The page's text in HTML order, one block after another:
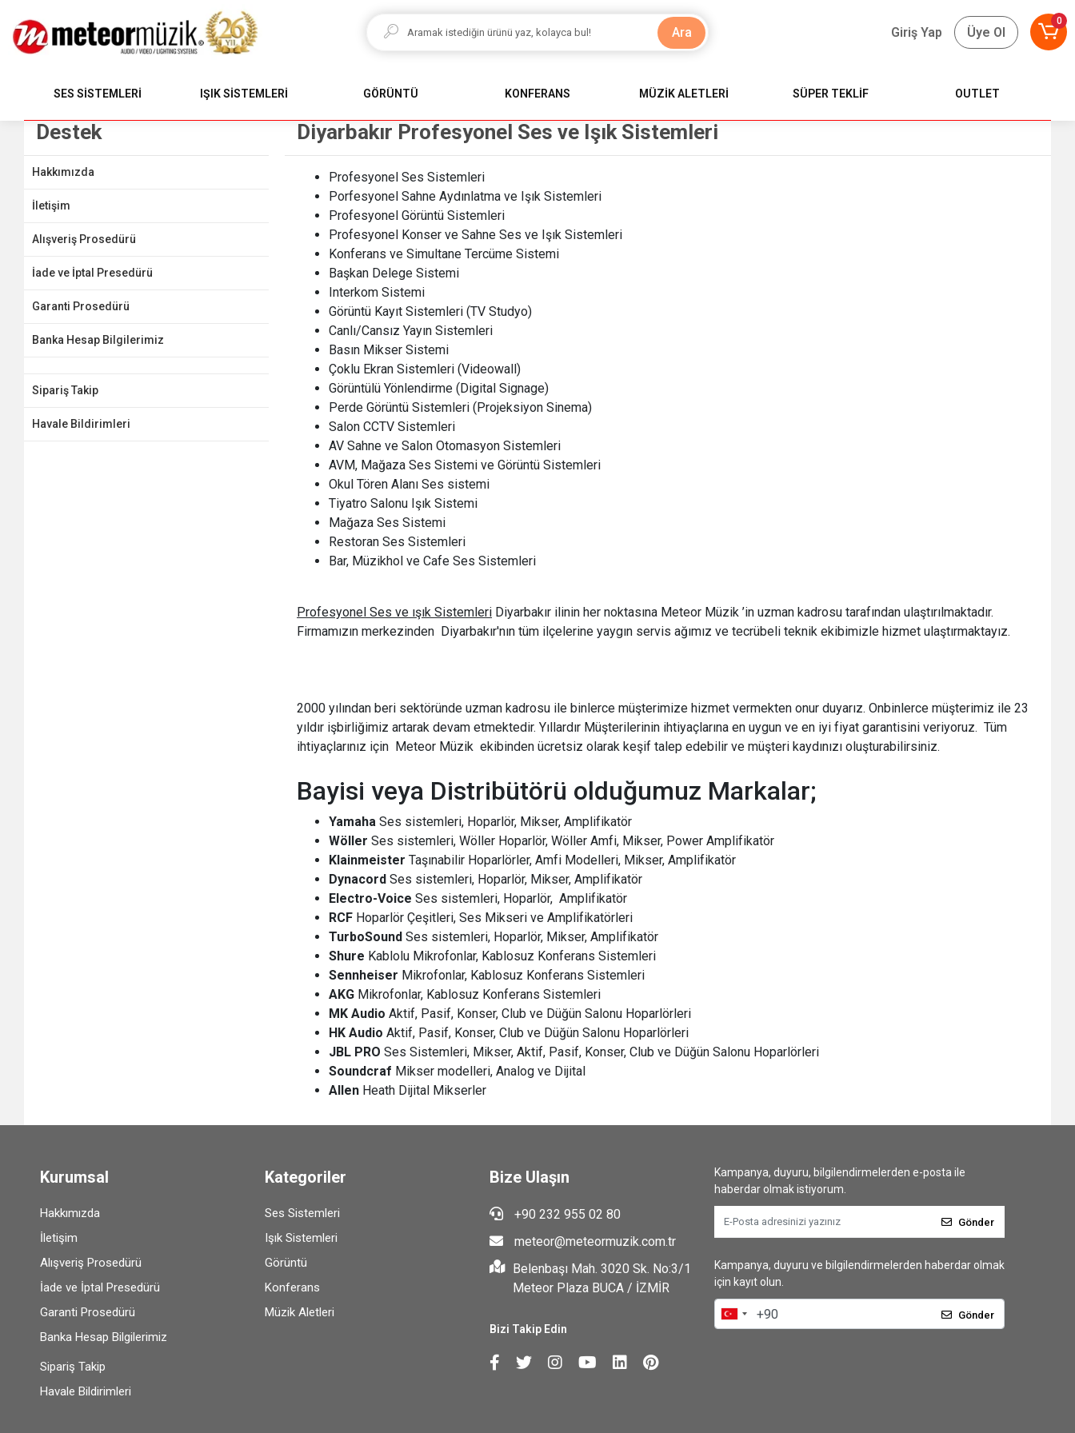
Ara Giriş Yap Üye Ol
0
SES SİSTEMLERİ IŞIK SİSTEMLERİ GÖRÜNTÜ KONFERANS MÜZİK ALETLERİ SÜPER TEKLİF OUTLET
Destek
Hakkımızda
İletişim
Alışveriş Prosedürü
İade ve İptal Presedürü
Garanti Prosedürü
Banka Hesap Bilgilerimiz
Sipariş Takip
Havale Bildirimleri
Diyarbakır Profesyonel Ses ve Işık Sistemleri
Profesyonel Ses Sistemleri
Porfesyonel Sahne Aydınlatma ve Işık Sistemleri
Profesyonel Görüntü Sistemleri
Profesyonel Konser ve Sahne Ses ve Işık Sistemleri
Konferans ve Simultane Tercüme Sistemi
Başkan Delege Sistemi
Interkom Sistemi
Görüntü Kayıt Sistemleri (TV Studyo)
Canlı/Cansız Yayın Sistemleri
Basın Mikser Sistemi
Çoklu Ekran Sistemleri (Videowall)
Görüntülü Yönlendirme (Digital Signage)
Perde Görüntü Sistemleri (Projeksiyon Sinema)
Salon CCTV Sistemleri
AV Sahne ve Salon Otomasyon Sistemleri
AVM, Mağaza Ses Sistemi ve Görüntü Sistemleri
Okul Tören Alanı Ses sistemi
Tiyatro Salonu Işık Sistemi
Mağaza Ses Sistemi
Restoran Ses Sistemleri
Bar, Müzikhol ve Cafe Ses Sistemleri
Profesyonel Ses ve ışık Sistemleri Diyarbakır ilinin her noktasına Meteor Müzik ’in uzman kadrosu tarafından ulaştırılmaktadır.
Firmamızın merkezinden Diyarbakır'nın tüm ilçelerine yaygın servis ağımız ve tecrübeli teknik ekibimizle hizmet ulaştırmaktayız.
2000 yılından beri sektöründe uzman kadrosu ile binlerce müşterimize hizmet vermekten onur duyarız. Onbinlerce müşterimiz ile 23
yıldır işbirliğimiz artarak devam etmektedir. Yıllardır Müşterilerinin ihtiyaçlarına en uygun ve en iyi fiyat garantisini veriyoruz. Tüm
ihtiyaçlarınız için Meteor Müzik ekibinden ücretsiz olarak keşif talep edebilir ve müşteri kaydınızı oluşturabilirsiniz.
Bayisi veya Distribütörü olduğumuz Markalar;
Yamaha Ses sistemleri, Hoparlör, Mikser, Amplifikatör
Wöller Ses sistemleri, Wöller Hoparlör, Wöller Amfi, Mikser, Power Amplifikatör
Klainmeister Taşınabilir Hoparlörler, Amfi Modelleri, Mikser, Amplifikatör
Dynacord Ses sistemleri, Hoparlör, Mikser, Amplifikatör
Electro-Voice Ses sistemleri, Hoparlör, Amplifikatör
RCF Hoparlör Çeşitleri, Ses Mikseri ve Amplifikatörleri
TurboSound Ses sistemleri, Hoparlör, Mikser, Amplifikatör
Shure Kablolu Mikrofonlar, Kablosuz Konferans Sistemleri
Sennheiser Mikrofonlar, Kablosuz Konferans Sistemleri
AKG Mikrofonlar, Kablosuz Konferans Sistemleri
MK Audio Aktif, Pasif, Konser, Club ve Düğün Salonu Hoparlörleri
HK Audio Aktif, Pasif, Konser, Club ve Düğün Salonu Hoparlörleri
JBL PRO Ses Sistemleri, Mikser, Aktif, Pasif, Konser, Club ve Düğün Salonu Hoparlörleri
Soundcraf Mikser modelleri, Analog ve Dijital
Allen Heath Dijital Mikserler
Kurumsal
Hakkımızda
İletişim
Alışveriş Prosedürü
İade ve İptal Presedürü
Garanti Prosedürü
Banka Hesap Bilgilerimiz
Sipariş Takip
Havale Bildirimleri
Kategoriler
Ses Sistemleri
Işık Sistemleri
Görüntü
Konferans
Müzik Aletleri
Bize Ulaşın
+90 232 955 02 80
meteor@meteormuzik.com.tr
Belenbaşı Mah. 3020 Sk. No:3/1
Meteor Plaza BUCA / İZMİR
Bizi Takip Edin
Kampanya, duyuru, bilgilendirmelerden e-posta ile
haberdar olmak istiyorum.
Gönder
Kampanya, duyuru ve bilgilendirmelerden haberdar olmak
için kayıt olun.
Gönder